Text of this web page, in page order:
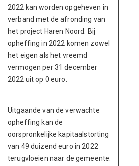
2022 kan worden opgeheven in
verband met de afronding van
het project Haren Noord. Bij
opheffing in 2022 komen zowel
het eigen als het vreemd
vermogen per 31 december
2022 uit op 0 euro.
Uitgaande van de verwachte
opheffing kan de
oorspronkelijke kapitaalstorting
van 49 duizend euro in 2022
terugvloeien naar de gemeente.